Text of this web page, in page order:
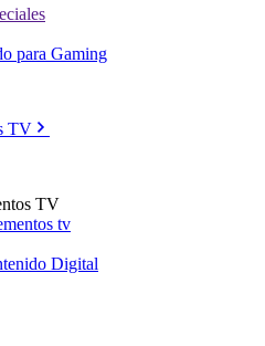
para Gaming
TV
TV
tv
Digital